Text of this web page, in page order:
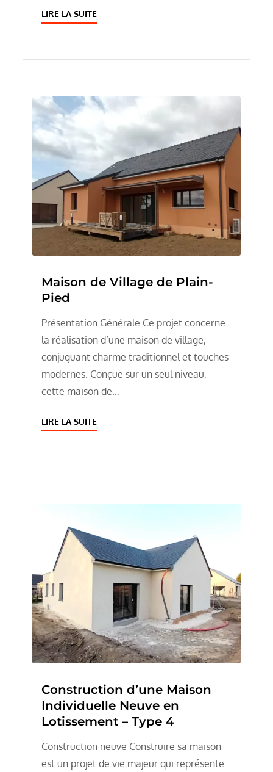
LIRE LA SUITE
Maison de Village de Plain-
Pied
Présentation Générale Ce projet concerne
la réalisation d’une maison de village,
conjuguant charme traditionnel et touches
modernes. Conçue sur un seul niveau,
cette maison de…
LIRE LA SUITE
Construction d’une Maison
Individuelle Neuve en
Lotissement – Type 4
Construction neuve Construire sa maison
est un projet de vie majeur qui représente